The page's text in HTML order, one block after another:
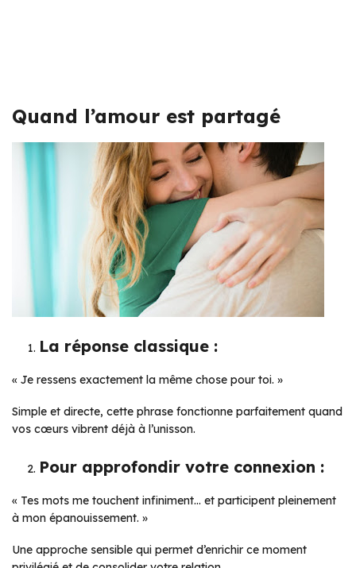
Quand l’amour est partagé
La réponse classique :
« Je ressens exactement la même chose pour toi. »
Simple et directe, cette phrase fonctionne parfaitement quand
vos cœurs vibrent déjà à l’unisson.
Pour approfondir votre connexion :
« Tes mots me touchent infiniment… et participent pleinement
à mon épanouissement. »
Une approche sensible qui permet d’enrichir ce moment